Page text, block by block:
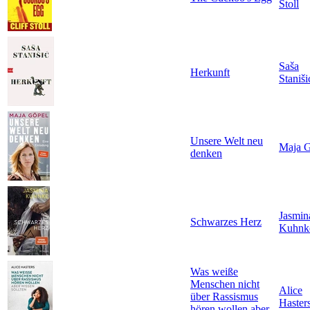
Stoll
Herkunft
Saša
Unsere Welt neu
denken
Maja
Schwarzes Herz
Was weiße
Menschen nicht
über Rassismus
Alice